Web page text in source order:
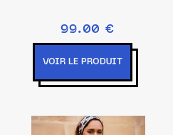
99.00 €
VOIR LE PRODUIT